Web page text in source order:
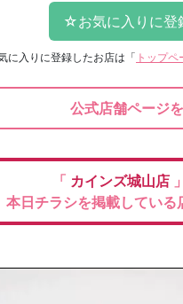
に入りに登録したお店は 「 トップペ
公式店舗ページ
「 カインズ城山店
本日チラシを掲載している